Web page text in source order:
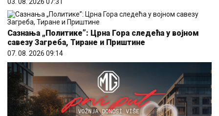
03. 08. 2026 07:31
Сазнања „Политике”: Црна Гора следећа у војном
савезу Загреба, Тиране и Приштине
07. 08. 2026 09:14